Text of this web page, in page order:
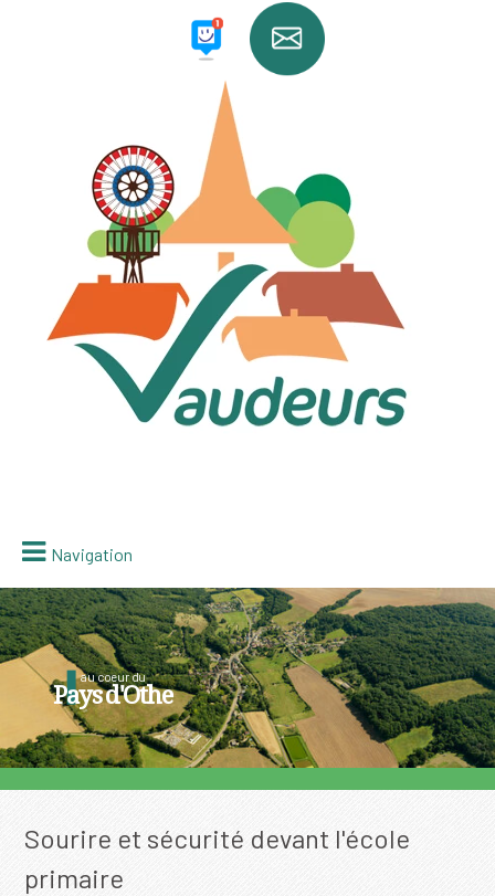
Navigation
au coeur du
Pays d'Othe
Sourire et sécurité devant l'école
primaire